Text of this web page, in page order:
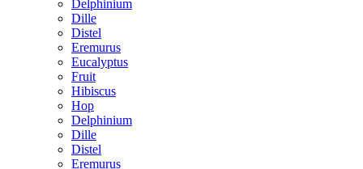
Delphinium
Dille
Distel
Eremurus
Eucalyptus
Fruit
Hibiscus
Hop
Delphinium
Dille
Distel
Eremurus